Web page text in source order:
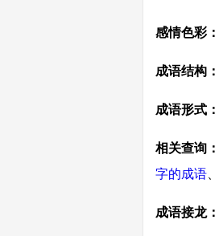
感情色彩：
成语结构：
成语形式：
相关查询：
字的成语
成语接龙：